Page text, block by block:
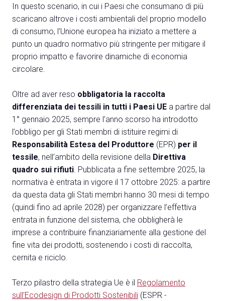
In questo scenario, in cui i Paesi che consumano di più
scaricano altrove i costi ambientali del proprio modello
di consumo, l’Unione europea ha iniziato a mettere a
punto un quadro normativo più stringente per mitigare il
proprio impatto e favorire dinamiche di economia
circolare.
Oltre ad aver reso obbligatoria la raccolta
differenziata dei tessili in tutti i Paesi UE a partire dal
1° gennaio 2025, sempre l’anno scorso ha introdotto
l’obbligo per gli Stati membri di istituire regimi di
Responsabilità Estesa del Produttore (EPR) per il
tessile, nell’ambito della revisione della Direttiva
quadro sui rifiuti. Pubblicata a fine settembre 2025, la
normativa è entrata in vigore il 17 ottobre 2025: a partire
da questa data gli Stati membri hanno 30 mesi di tempo
(quindi fino ad aprile 2028) per organizzare l’effettiva
entrata in funzione del sistema, che obbligherà le
imprese a contribuire finanziariamente alla gestione del
fine vita dei prodotti, sostenendo i costi di raccolta,
cernita e riciclo.
Terzo pilastro della strategia Ue è il Regolamento
sull’Ecodesign di Prodotti Sostenibili (ESPR -